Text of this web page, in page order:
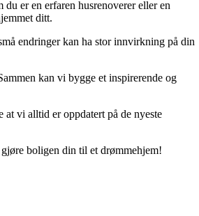
er en erfaren husrenoverer eller en
ditt.
endringer kan ha stor innvirkning på din
kan vi bygge et inspirerende og
vi alltid er oppdatert på de nyeste
boligen din til et drømmehjem!